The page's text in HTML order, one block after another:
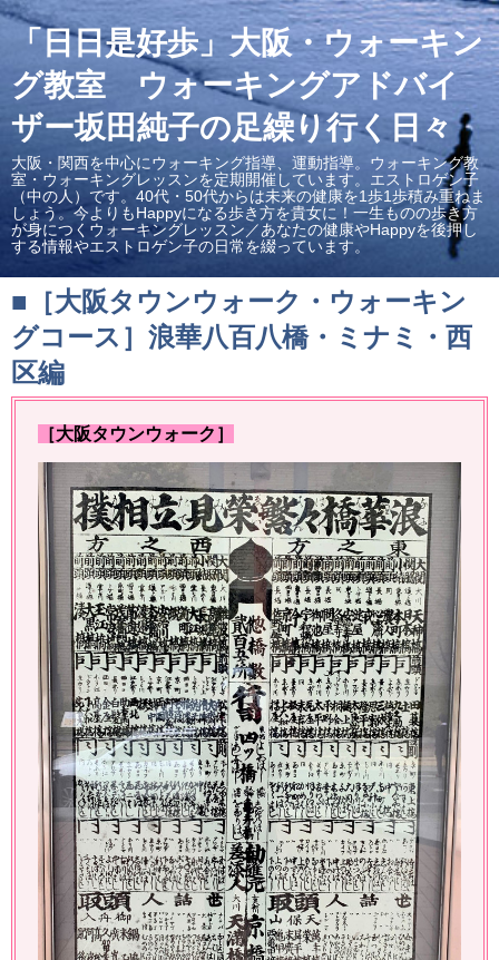
「日日是好歩」大阪・ウォーキン
グ教室 ウォーキングアドバイ
ザー坂田純子の足繰り行く日々
大阪・関西を中心にウォーキング指導、運動指導。ウォーキング教
室・ウォーキングレッスンを定期開催しています。エストロゲン子
（中の人）です。40代・50代からは未来の健康を1歩1歩積み重ねま
しょう。今よりもHappyになる歩き方を貴女に！一生ものの歩き方
が身につくウォーキングレッスン／あなたの健康やHappyを後押し
する情報やエストロゲン子の日常を綴っています。
■［大阪タウンウォーク・ウォーキン
グコース］浪華八百八橋・ミナミ・西
区編
［大阪タウンウォーク］